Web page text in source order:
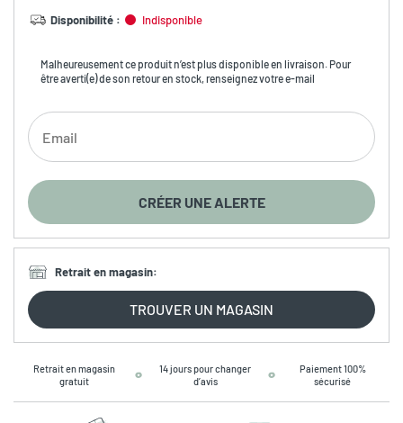
Disponibilité : Indisponible
Malheureusement ce produit n’est plus disponible en livraison. Pour
être averti(e) de son retour en stock, renseignez votre e-mail
CRÉER UNE ALERTE
Retrait en magasin:
TROUVER UN MAGASIN
Retrait en magasin
gratuit
14 jours pour changer
d’avis
Paiement 100%
sécurisé